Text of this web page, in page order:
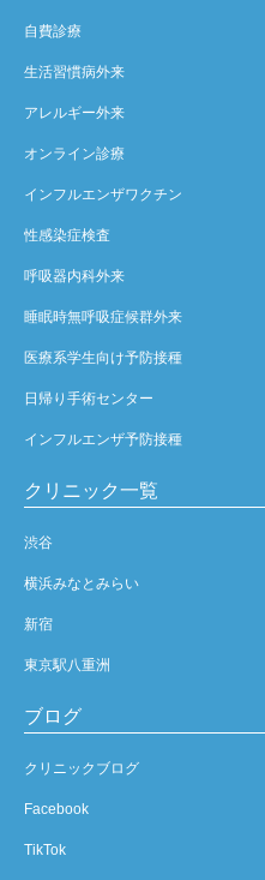
自費診療
生活習慣病外来
アレルギー外来
オンライン診療
インフルエンザワクチン
性感染症検査
呼吸器内科外来
睡眠時無呼吸症候群外来
医療系学生向け予防接種
日帰り手術センター
インフルエンザ予防接種
クリニック一覧
渋谷
横浜みなとみらい
新宿
東京駅八重洲
ブログ
クリニックブログ
Facebook
TikTok